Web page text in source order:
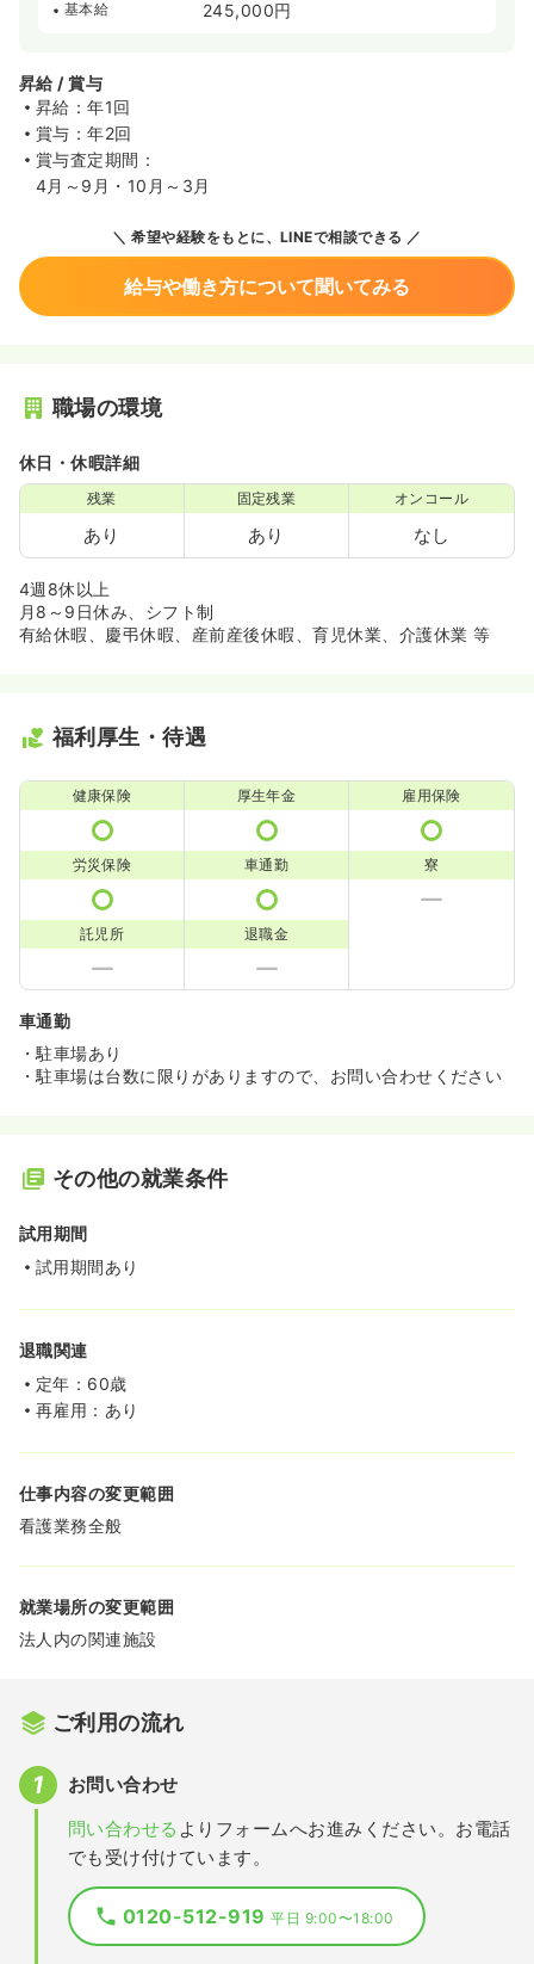
基本給 245,000円
昇給 / 賞与
昇給：年1回
賞与：年2回
賞与査定期間：
4月～9月・10月～3月
希望や経験をもとに、LINEで相談できる
給与や働き方について聞いてみる
職場の環境
休日・休暇詳細
残業
あり
固定残業
あり
オンコール
なし
4週8休以上
月8～9日休み、シフト制
有給休暇、慶弔休暇、産前産後休暇、育児休業、介護休業 等
福利厚生・待遇
健康保険 厚生年金 雇用保険
労災保険 車通勤 寮
託児所 退職金
車通勤
・駐車場あり
・駐車場は台数に限りがありますので、お問い合わせください
その他の就業条件
試用期間
試用期間あり
退職関連
定年：60歳
再雇用：あり
仕事内容の変更範囲
看護業務全般
就業場所の変更範囲
法人内の関連施設
ご利用の流れ
お問い合わせ
問い合わせる よりフォームへお進みください。お電話
でも受け付けています。
0120-512-919平日 9:00〜18:00